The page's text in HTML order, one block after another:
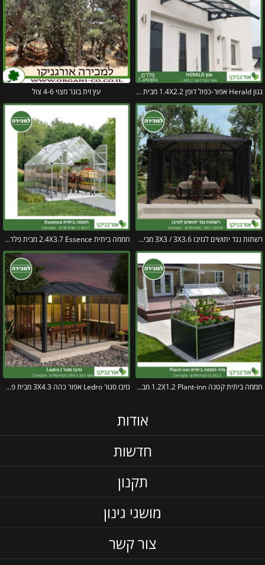
גגון Herald אפור-כפול דופן 1.4X2.2 מבית פלרם – Canopia עץ זית בוגר מצוי 4-6 צול
רשתות נגד יתושים לגזיבו 3X3 / 3X3.6 מבית פלרם – Canopia חממה ביתית 2.4X3.7 Essence מבית פלרם – Canopia
חממה ביתית קטנה 1.2X1.2 Plant-inn מבית פלרם – קנופיה גזיבו סגור Ledro אפור כהה 3X4.3 מבית פלרם – Canopia
אודות
חדשות
תקנון
מושגי גינון
צור קשר